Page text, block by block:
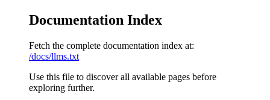
Documentation Index
Fetch the complete documentation index at:
/docs/llms.txt
Use this file to discover all available pages before
exploring further.